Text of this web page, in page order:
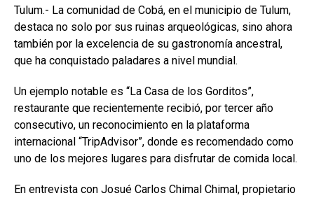
Tulum.- La comunidad de Cobá, en el municipio de Tulum,
destaca no solo por sus ruinas arqueológicas, sino ahora
también por la excelencia de su gastronomía ancestral,
que ha conquistado paladares a nivel mundial.
Un ejemplo notable es “La Casa de los Gorditos”,
restaurante que recientemente recibió, por tercer año
consecutivo, un reconocimiento en la plataforma
internacional “TripAdvisor”, donde es recomendado como
uno de los mejores lugares para disfrutar de comida local.
En entrevista con Josué Carlos Chimal Chimal, propietario